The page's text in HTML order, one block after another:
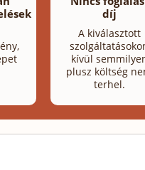
díj
A kiválasztott
kívül
plusz költség
terhel.